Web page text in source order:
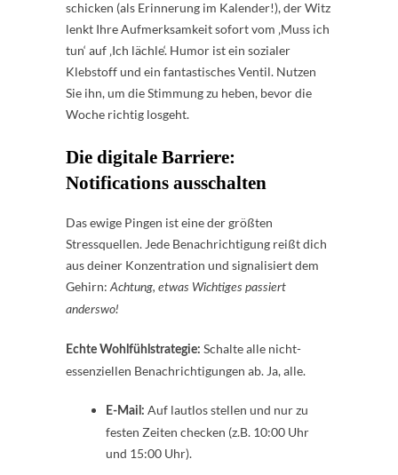
schicken (als Erinnerung im Kalender!), der Witz
lenkt Ihre Aufmerksamkeit sofort vom ‚Muss ich
tun‘ auf ‚Ich lächle‘. Humor ist ein sozialer
Klebstoff und ein fantastisches Ventil. Nutzen
Sie ihn, um die Stimmung zu heben, bevor die
Woche richtig losgeht.
Die digitale Barriere:
Notifications ausschalten
Das ewige Pingen ist eine der größten
Stressquellen. Jede Benachrichtigung reißt dich
aus deiner Konzentration und signalisiert dem
Gehirn: Achtung, etwas Wichtiges passiert
anderswo!
Echte Wohlfühlstrategie: Schalte alle nicht-
essenziellen Benachrichtigungen ab. Ja, alle.
E-Mail: Auf lautlos stellen und nur zu
festen Zeiten checken (z.B. 10:00 Uhr
und 15:00 Uhr).